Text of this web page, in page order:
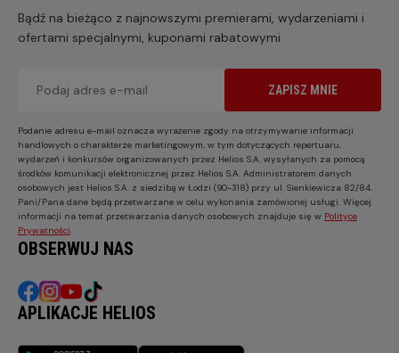
Bądź na bieżąco z najnowszymi premierami, wydarzeniami i
ofertami specjalnymi, kuponami rabatowymi
ZAPISZ MNIE
Podanie adresu e-mail oznacza wyrażenie zgody na otrzymywanie informacji
handlowych o charakterze marketingowym, w tym dotyczących repertuaru,
wydarzeń i konkursów organizowanych przez Helios S.A. wysyłanych za pomocą
środków komunikacji elektronicznej przez Helios S.A. Administratorem danych
osobowych jest Helios S.A. z siedzibą w Łodzi (90-318) przy ul. Sienkiewicza 82/84.
Pani/Pana dane będą przetwarzane w celu wykonania zamówionej usługi. Więcej
informacji na temat przetwarzania danych osobowych znajduje się w Polityce
Prywatności
OBSERWUJ NAS
APLIKACJE HELIOS